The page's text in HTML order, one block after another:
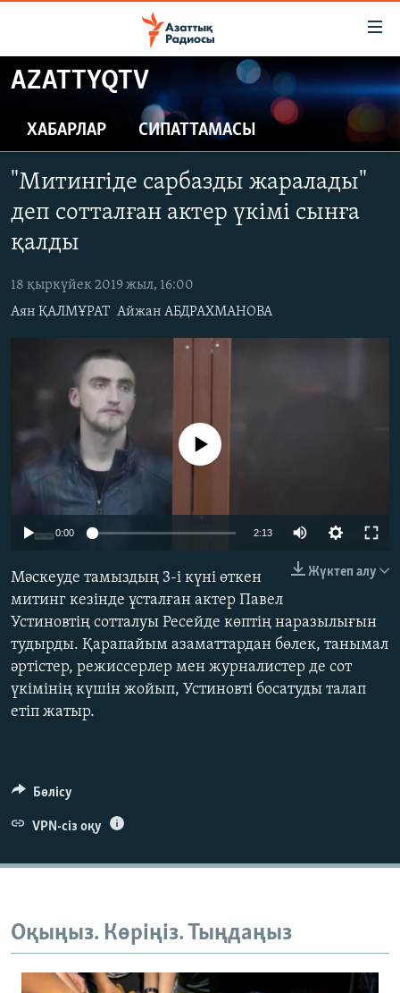
Skip
to
content
main
Navigation
Skip
Search
ЖАҢАЛЫҚТАР
САЯСАТ
ҚАҢТАР ОҚИҒАСЫ
АДАМ ҚҰҚЫҚТАРЫ
ӘЛЕУМЕТ
ӘЛЕМ
АРНАЙЫ ЖОБАЛАР
ЖАЗЫЛЫҢЫЗ
Басқа тілдерде
AZATTYQTV
ХАБАРЛАР СИПАТТАМАСЫ
"Митингіде сарбазды жаралады"
деп сотталған актер үкімі сынға
қалды
18 қыркүйек 2019 жыл, 16:00
Аян ҚАЛМҰРАТ Айжан АБДРАХМАНОВА
No media source currently available
0:00 2:13
Жүктеп алу
Мәскеуде тамыздың 3-і күні өткен
митинг кезінде ұсталған актер Павел
Устиновтің сотталуы Ресейде көптің наразылығын
тудырды. Қарапайым азаматтардан бөлек, танымал
әртістер, режиссерлер мен журналистер де сот
үкімінің күшін жойып, Устиновті босатуды талап
етіп жатыр.
Бөлісу
VPN-сіз оқу
Оқыңыз. Көріңіз. Тыңдаңыз